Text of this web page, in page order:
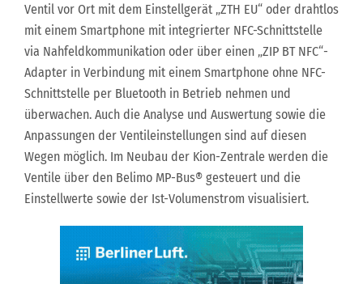
Ventil vor Ort mit dem Einstellgerät „ZTH EU“ oder drahtlos
mit einem Smartphone mit integrierter NFC-Schnittstelle
via Nahfeldkommunikation oder über einen „ZIP BT NFC“-
Adapter in Verbindung mit einem Smartphone ohne NFC-
Schnittstelle per Bluetooth in Betrieb nehmen und
überwachen. Auch die Analyse und Auswertung sowie die
Anpassungen der Ventileinstellungen sind auf diesen
Wegen möglich. Im Neubau der Kion-Zentrale werden die
Ventile über den Belimo MP-Bus® gesteuert und die
Einstellwerte sowie der Ist-Volumenstrom visualisiert.